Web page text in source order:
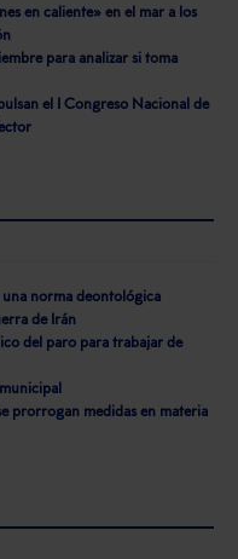
en caliente» en el mar a los
para analizar si toma
el I Congreso Nacional de
norma deontológica
de Irán
del paro para trabajar de
prorrogan medidas en materia